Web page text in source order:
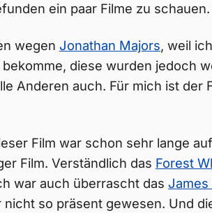
ein paar Filme zu schauen.
wegen Jonathan Majors, weil
diese wurden jedoch
Anderen auch. Für mich ist der
Film war schon sehr lange
Film. Verständlich das Forest
war auch überrascht das
so präsent gewesen. Und